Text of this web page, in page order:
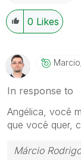
0 Likes
In response to
Angélica, você
que você quer,
Márcio